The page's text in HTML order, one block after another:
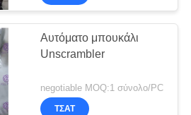
Αυτόματο μπουκάλι
Unscrambler
negotiable MOQ:1 σύνολο/PC
ΤΣΆΤ